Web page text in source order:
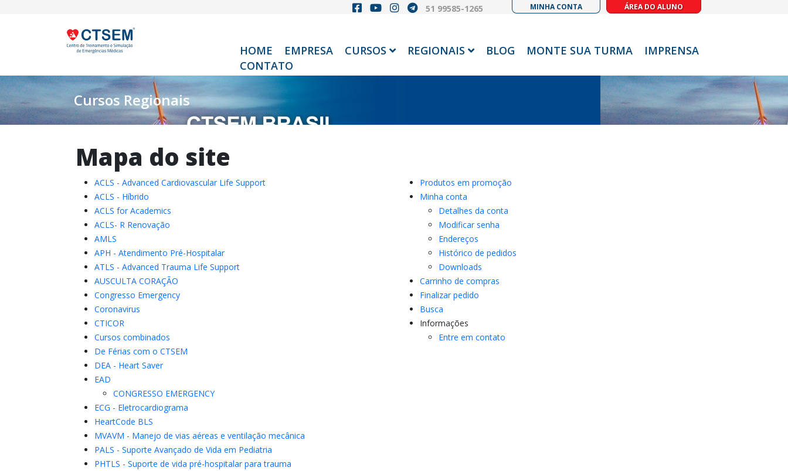
MINHA CONTA ÁREA DO ALUNO
51 99585-1265
HOME EMPRESA CURSOS REGIONAIS BLOG MONTE SUA TURMA
IMPRENSA
CONTATO
Cursos Regionais
Mapa do site
ACLS - Advanced Cardiovascular Life Support
ACLS - Híbrido
ACLS for Academics
ACLS- R Renovação
AMLS
APH - Atendimento Pré-Hospitalar
ATLS - Advanced Trauma Life Support
AUSCULTA CORAÇÃO
Congresso Emergency
Coronavirus
CTICOR
Cursos combinados
De Férias com o CTSEM
DEA - Heart Saver
EAD
CONGRESSO EMERGENCY
ECG - Eletrocardiograma
HeartCode BLS
MVAVM - Manejo de vias aéreas e ventilação mecânica
PALS - Suporte Avançado de Vida em Pediatria
PHTLS - Suporte de vida pré-hospitalar para trauma
Produtos em promoção
Minha conta
Detalhes da conta
Modificar senha
Endereços
Histórico de pedidos
Downloads
Carrinho de compras
Finalizar pedido
Busca
Informações
Entre em contato